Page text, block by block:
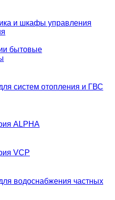
и шкафы управления
бытовые
систем отопления и ГВС
ALPHA
VCP
водоснабжения частных